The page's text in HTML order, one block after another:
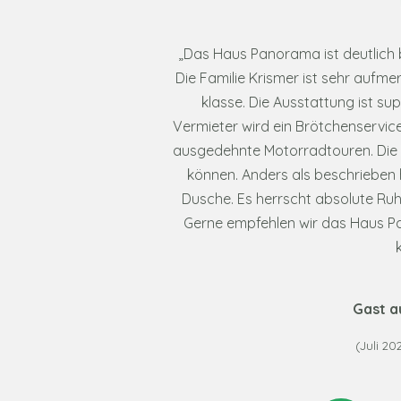
Das Haus Panorama ist
Die Familie Krismer ist sehr
klasse. Die Ausstattung ist
Vermieter wird ein
ausgedehnte Motorradtouren.
können. Anders als
Dusche. Es herrscht absolute
Gerne empfehlen wir das Haus
Gast
(Juli